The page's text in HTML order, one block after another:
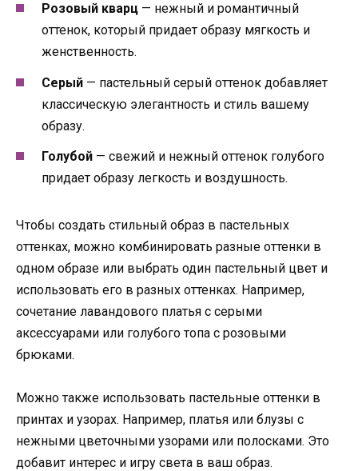
Розовый кварц — нежный и романтичный
оттенок, который придает образу мягкость и
женственность.
Серый — пастельный серый оттенок добавляет
классическую элегантность и стиль вашему
образу.
Голубой — свежий и нежный оттенок голубого
придает образу легкость и воздушность.
Чтобы создать стильный образ в пастельных
оттенках, можно комбинировать разные оттенки в
одном образе или выбрать один пастельный цвет и
использовать его в разных оттенках. Например,
сочетание лавандового платья с серыми
аксессуарами или голубого топа с розовыми
брюками.
Можно также использовать пастельные оттенки в
принтах и узорах. Например, платья или блузы с
нежными цветочными узорами или полосками. Это
добавит интерес и игру света в ваш образ.